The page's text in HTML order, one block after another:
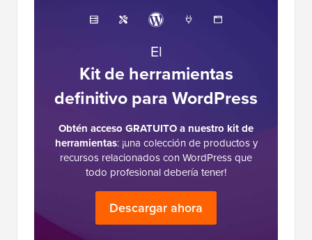
El
Kit de herramientas
definitivo para WordPress
Obtén acceso GRATUITO a nuestro kit de
herramientas: ¡una colección de productos y
recursos relacionados con WordPress que
todo profesional debería tener!
Descargar ahora